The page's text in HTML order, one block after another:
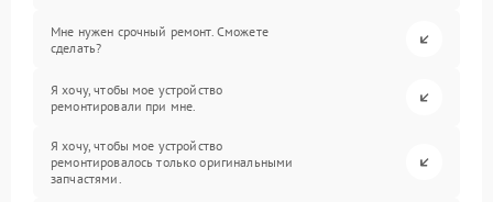
Мне нужен срочный ремонт. Сможете
сделать?
Я хочу, чтобы мое устройство
ремонтировали при мне.
Я хочу, чтобы мое устройство
ремонтировалось только оригинальными
запчастями.